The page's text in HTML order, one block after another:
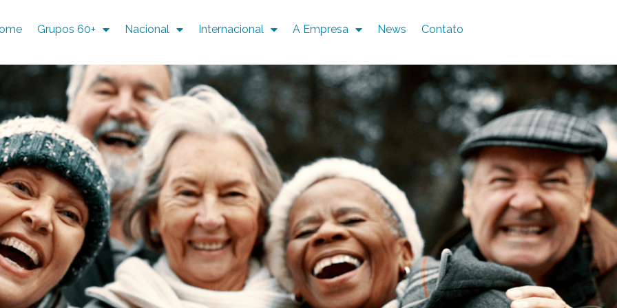
Grupos 60+ Nacional Internacional A Empresa News Contato